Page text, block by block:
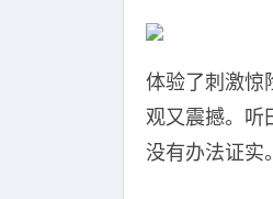
体验了刺激惊
观又震撼。听
没有办法证实。